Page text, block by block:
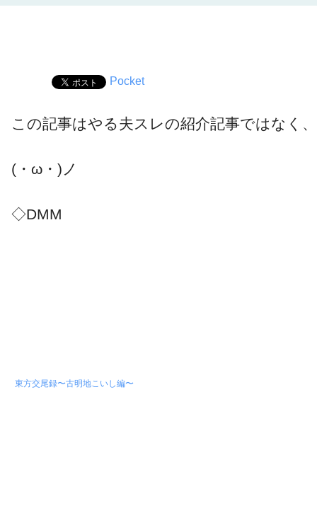
Pocket
この記事はやる夫スレの紹介記事ではなく
(・ω・)ノ
◇DMM
東方交尾録〜古明地こいし編〜